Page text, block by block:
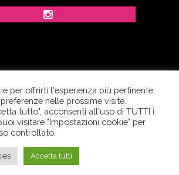
Dolcezze di Ferrentino A. - P.IVA
- Tutti i diritti riservati.
65 - 84013 Cava de’ Tirreni (SA) -
Italia
Posizionamento: Webfantasy.it
per offrirti l'esperienza più pertinente
nelle prossime visite.
tutto", acconsenti all'uso di TUTTI i
visitare "Impostazioni cookie" per
controllato.
Accetta tutti